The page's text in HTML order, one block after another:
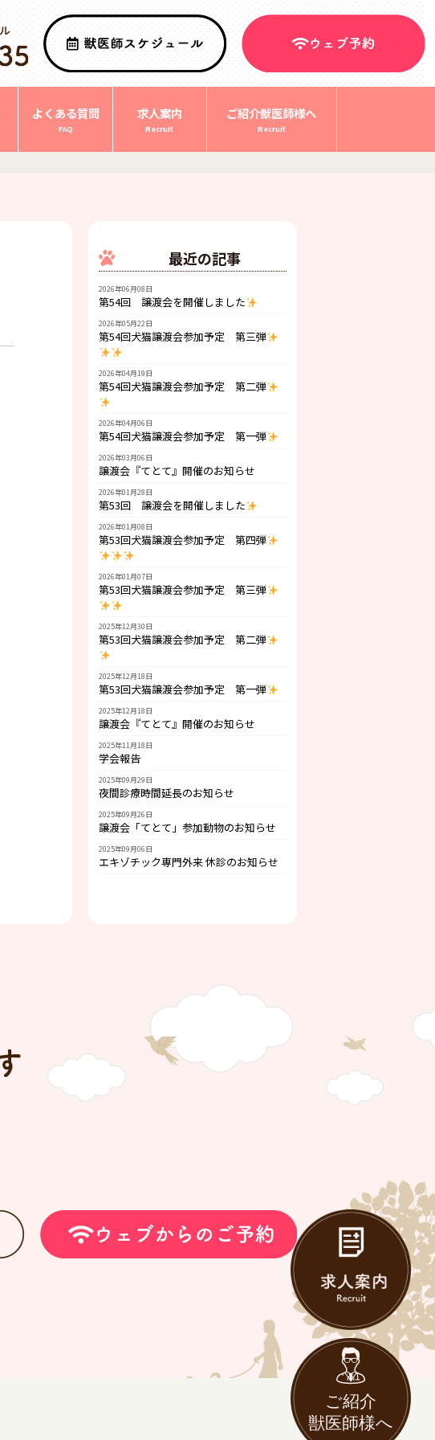
よくある質問
FAQ
求人案内
Recruit
ご紹介獣医師様へ
Recruit
最近の記事
2026年06月08日
第54回 譲渡会を開催しました
2026年05月22日
第54回犬猫譲渡会参加予定 第三弾
2026年04月19日
第54回犬猫譲渡会参加予定 第二弾
2026年04月06日
第54回犬猫譲渡会参加予定 第一弾
2026年03月06日
譲渡会『てとて』開催のお知らせ
2026年01月28日
第53回 譲渡会を開催しました
2026年01月08日
第53回犬猫譲渡会参加予定 第四弾
2026年01月07日
第53回犬猫譲渡会参加予定 第三弾
2025年12月30日
第53回犬猫譲渡会参加予定 第二弾
2025年12月18日
第53回犬猫譲渡会参加予定 第一弾
2025年12月18日
譲渡会『てとて』開催のお知らせ
2025年11月18日
学会報告
2025年09月29日
夜間診療時間延長のお知らせ
2025年09月26日
譲渡会「てとて」参加動物のお知らせ
2025年09月06日
エキゾチック専門外来 休診のお知らせ